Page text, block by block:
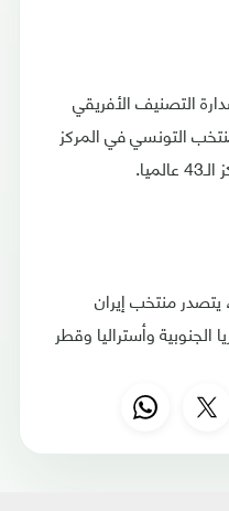
التصنيف الأفريقي
يليه المنتخب التونسي في المركز
منتخب إيران
الجنوبية وأستراليا وقطر